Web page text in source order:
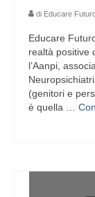
di Educare
Educare
realtà positive
l’Aanpi,
(genitori e
è quella …